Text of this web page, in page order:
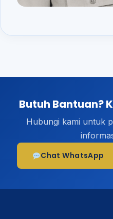
Butuh Bantuan?
Hubungi kami untuk
Chat WhatsApp